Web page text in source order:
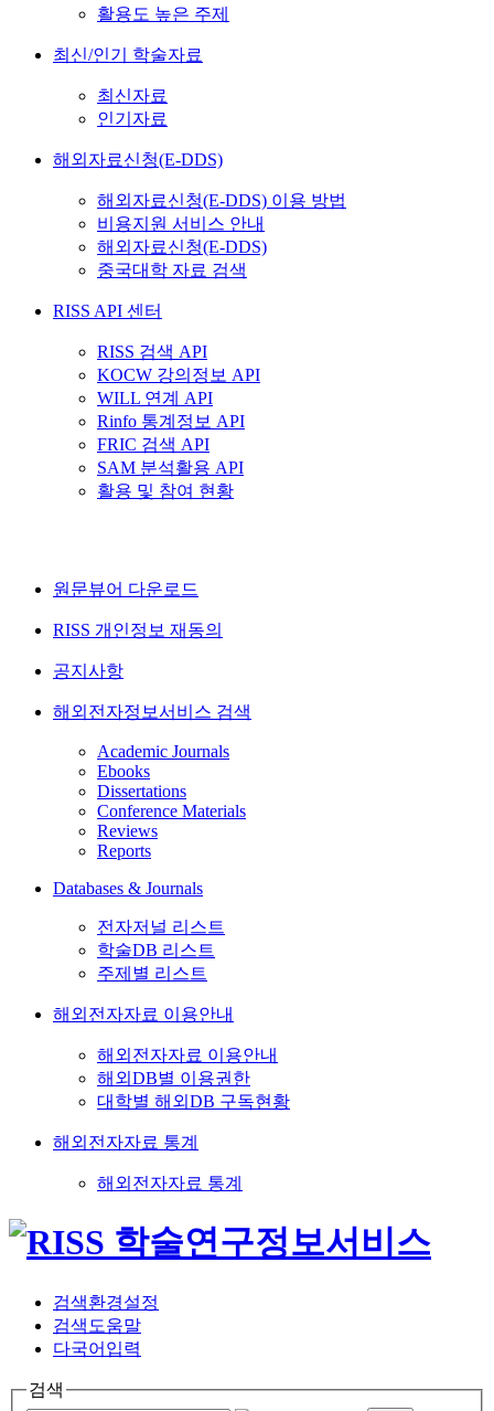
활용도 높은 주제
최신/인기 학술자료
최신자료
인기자료
해외자료신청(E-DDS)
해외자료신청(E-DDS) 이용 방법
비용지원 서비스 안내
해외자료신청(E-DDS)
중국대학 자료 검색
RISS API 센터
RISS 검색 API
KOCW 강의정보 API
WILL 연계 API
Rinfo 통계정보 API
FRIC 검색 API
SAM 분석활용 API
활용 및 참여 현황
원문뷰어 다운로드
RISS 개인정보 재동의
공지사항
해외전자정보서비스 검색
Academic Journals
Ebooks
Dissertations
Conference Materials
Reviews
Reports
Databases & Journals
전자저널 리스트
학술DB 리스트
주제별 리스트
해외전자자료 이용안내
해외전자자료 이용안내
해외DB별 이용권한
대학별 해외DB 구독현황
해외전자자료 통계
해외전자자료 통계
검색환경설정
검색도움말
다국어입력
검색